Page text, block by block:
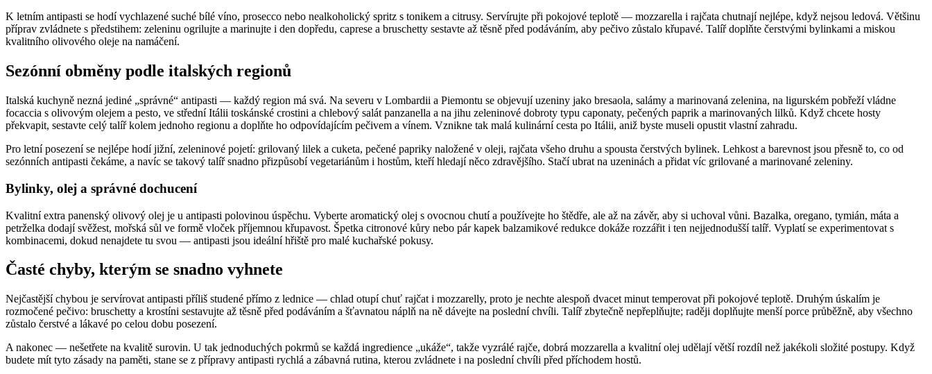
K letním antipasti se hodí vychlazené suché bílé víno, prosecco nebo nealkoholický spritz s tonikem a citrusy. Servírujte při pokojové teplotě — mozzarella i rajčata chutnají nejlépe, když nejsou ledová. Většinu
příprav zvládnete s předstihem: zeleninu ogrilujte a marinujte i den dopředu, caprese a bruschetty sestavte až těsně před podáváním, aby pečivo zůstalo křupavé. Talíř doplňte čerstvými bylinkami a miskou
kvalitního olivového oleje na namáčení.
Sezónní obměny podle italských regionů
Italská kuchyně nezná jediné „správné“ antipasti — každý region má svá. Na severu v Lombardii a Piemontu se objevují uzeniny jako bresaola, salámy a marinovaná zelenina, na ligurském pobřeží vládne
focaccia s olivovým olejem a pesto, ve střední Itálii toskánské crostini a chlebový salát panzanella a na jihu zeleninové dobroty typu caponaty, pečených paprik a marinovaných lilků. Když chcete hosty
překvapit, sestavte celý talíř kolem jednoho regionu a doplňte ho odpovídajícím pečivem a vínem. Vznikne tak malá kulinární cesta po Itálii, aniž byste museli opustit vlastní zahradu.
Pro letní posezení se nejlépe hodí jižní, zeleninové pojetí: grilovaný lilek a cuketa, pečené papriky naložené v oleji, rajčata všeho druhu a spousta čerstvých bylinek. Lehkost a barevnost jsou přesně to, co od
sezónních antipasti čekáme, a navíc se takový talíř snadno přizpůsobí vegetariánům i hostům, kteří hledají něco zdravějšího. Stačí ubrat na uzeninách a přidat víc grilované a marinované zeleniny.
Bylinky, olej a správné dochucení
Kvalitní extra panenský olivový olej je u antipasti polovinou úspěchu. Vyberte aromatický olej s ovocnou chutí a používejte ho štědře, ale až na závěr, aby si uchoval vůni. Bazalka, oregano, tymián, máta a
petrželka dodají svěžest, mořská sůl ve formě vloček příjemnou křupavost. Špetka citronové kůry nebo pár kapek balzamikové redukce dokáže rozzářit i ten nejjednodušší talíř. Vyplatí se experimentovat s
kombinacemi, dokud nenajdete tu svou — antipasti jsou ideální hřiště pro malé kuchařské pokusy.
Časté chyby, kterým se snadno vyhnete
Nejčastější chybou je servírovat antipasti příliš studené přímo z lednice — chlad otupí chuť rajčat i mozzarelly, proto je nechte alespoň dvacet minut temperovat při pokojové teplotě. Druhým úskalím je
rozmočené pečivo: bruschetty a krostíni sestavujte až těsně před podáváním a šťavnatou náplň na ně dávejte na poslední chvíli. Talíř zbytečně nepřeplňujte; raději doplňujte menší porce průběžně, aby všechno
zůstalo čerstvé a lákavé po celou dobu posezení.
A nakonec — nešetřete na kvalitě surovin. U tak jednoduchých pokrmů se každá ingredience „ukáže“, takže vyzrálé rajče, dobrá mozzarella a kvalitní olej udělají větší rozdíl než jakékoli složité postupy. Když
budete mít tyto zásady na paměti, stane se z přípravy antipasti rychlá a zábavná rutina, kterou zvládnete i na poslední chvíli před příchodem hostů.